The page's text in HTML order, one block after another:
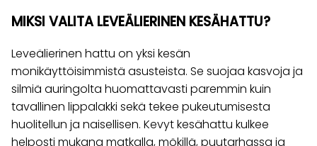
MIKSI VALITA LEVEÄLIERINEN KESÄHATTU?
Leveälierinen hattu on yksi kesän
monikäyttöisimmistä asusteista. Se suojaa kasvoja ja
silmiä auringolta huomattavasti paremmin kuin
tavallinen lippalakki sekä tekee pukeutumisesta
huolitellun ja naisellisen. Kevyt kesähattu kulkee
helposti mukana matkalla, mökillä, puutarhassa ja